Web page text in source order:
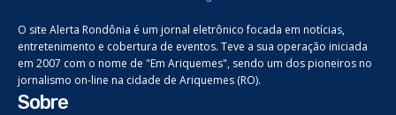
O site Alerta Rondônia é um jornal eletrônico focada em notícias,
entretenimento e cobertura de eventos. Teve a sua operação iniciada
em 2007 com o nome de "Em Ariquemes", sendo um dos pioneiros no
jornalismo on-line na cidade de Ariquemes (RO).
Sobre